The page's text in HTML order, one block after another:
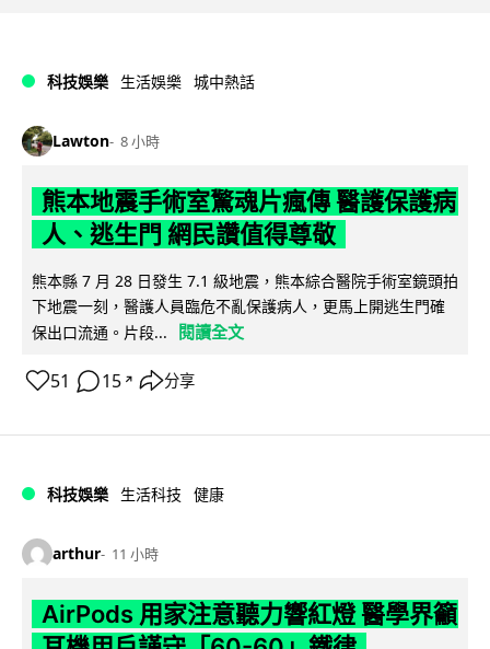
科技娛樂 生活娛樂 城中熱話
Lawton 8 小時
熊本地震手術室驚魂片瘋傳 醫護保護病
人、逃生門 網民讚值得尊敬
熊本縣 7 月 28 日發生 7.1 級地震，熊本綜合醫院手術室鏡頭拍
下地震一刻，醫護人員臨危不亂保護病人，更馬上開逃生門確
保出口流通。片段...
閱讀全文
51 15 ↗ 分享
科技娛樂 生活科技 健康
arthur 11 小時
AirPods 用家注意聽力響紅燈 醫學界籲